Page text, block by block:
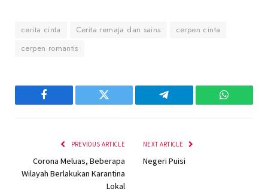
cerita cinta Cerita remaja dan sains
cerpen cinta
cerpen romantis
Facebook Twitter Telegram
PREVIOUS ARTICLE
Corona Meluas, Beberapa
Wilayah Berlakukan Karantina
Lokal
NEXT ARTICLE
Negeri Puisi